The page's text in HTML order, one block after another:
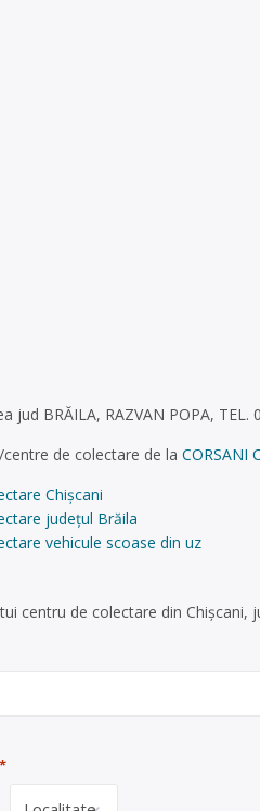
jud BRĂILA, RAZVAN POPA, TEL.
de colectare de la CORSANI
Chișcani
județul Brăila
vehicule scoase din uz
centru de colectare din Chișcani,
*